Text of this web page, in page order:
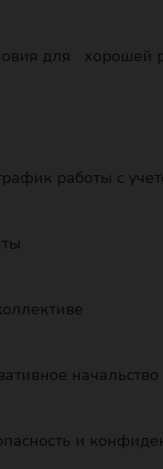
для хорошей
работы с
начальство
и